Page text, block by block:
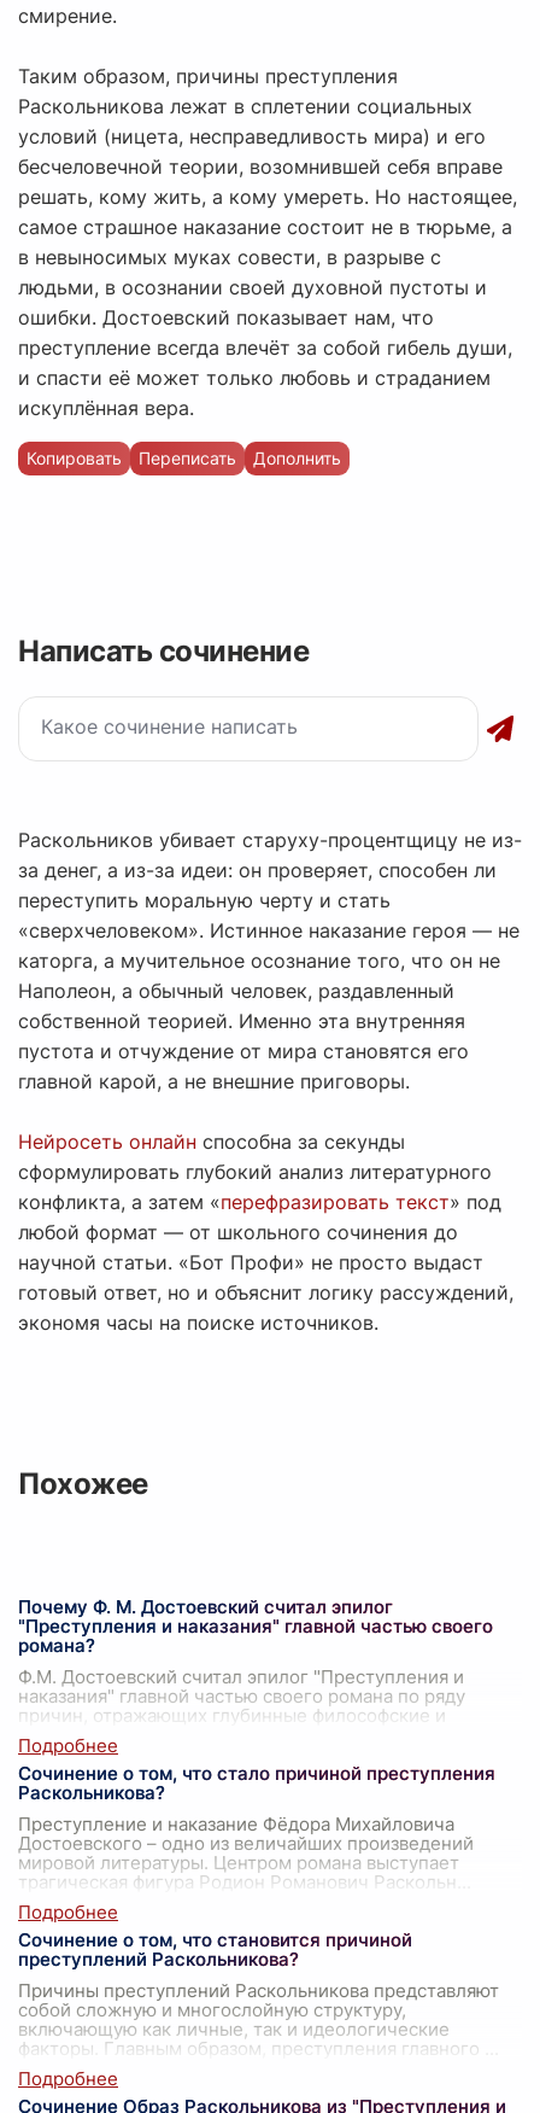
смирение.
Таким образом, причины преступления
Раскольникова лежат в сплетении социальных
условий (ницета, несправедливость мира) и его
бесчеловечной теории, возомнившей себя вправе
решать, кому жить, а кому умереть. Но настоящее,
самое страшное наказание состоит не в тюрьме, а
в невыносимых муках совести, в разрыве с
людьми, в осознании своей духовной пустоты и
ошибки. Достоевский показывает нам, что
преступление всегда влечёт за собой гибель души,
и спасти её может только любовь и страданием
искуплённая вера.
Копировать Переписать Дополнить
Написать сочинение
Раскольников убивает старуху-процентщицу не из-
за денег, а из-за идеи: он проверяет, способен ли
переступить моральную черту и стать
«сверхчеловеком». Истинное наказание героя — не
каторга, а мучительное осознание того, что он не
Наполеон, а обычный человек, раздавленный
собственной теорией. Именно эта внутренняя
пустота и отчуждение от мира становятся его
главной карой, а не внешние приговоры.
Нейросеть онлайн способна за секунды
сформулировать глубокий анализ литературного
конфликта, а затем «перефразировать текст» под
любой формат — от школьного сочинения до
научной статьи. «Бот Профи» не просто выдаст
готовый ответ, но и объяснит логику рассуждений,
экономя часы на поиске источников.
Похожее
Почему Ф. М. Достоевский считал эпилог
"Преступления и наказания" главной частью своего
романа?
Ф.М. Достоевский считал эпилог "Преступления и
наказания" главной частью своего романа по ряду
причин, отражающих глубинные философские и
нравственные тезисы, которые он стремился
Сочинение о том, что стало причиной преступления
Раскольникова?
Преступление и наказание Фёдора Михайловича
Достоевского – одно из величайших произведений
мировой литературы. Центром романа выступает
трагическая фигура Родион Романович Раскольн
Сочинение о том, что становится причиной
преступлений Раскольникова?
Причины преступлений Раскольникова представляют
собой сложную и многослойную структуру,
включающую как личные, так и идеологические
факторы. Главным образом, преступления главного
Сочинение Образ Раскольникова из "Преступления и